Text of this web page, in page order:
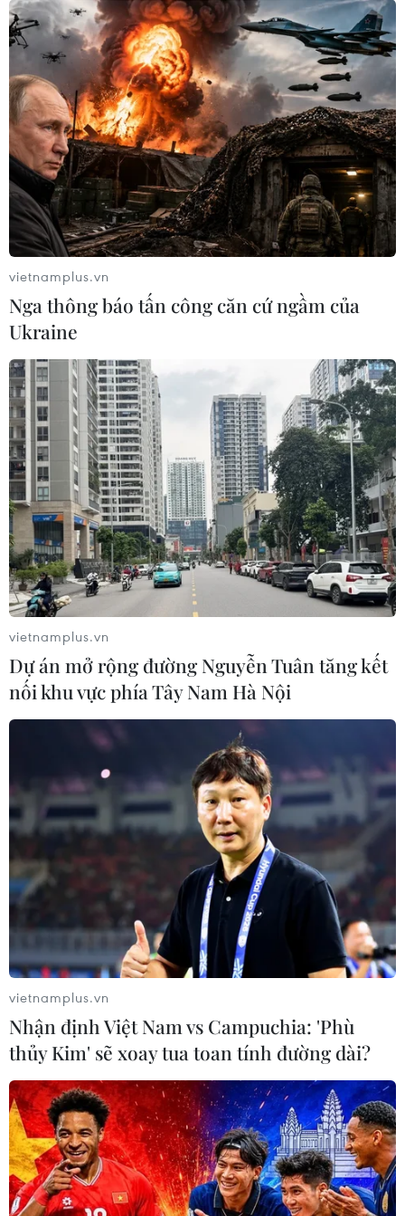
khác, những vẻ đẹp khác của dòng sông, cũng
giúp lý giải được “vẻ đẹp dịu dàng và trí tuệ”
của dòng sông trong thành Huế. Và do đó, nếu
diễn đạt trong câu lệnh là “góc nhìn mới về sông
Hương” có lẽ sẽ chính xác hơn là cách nhìn
mang tính “phát hiện”./.
(Vietnam+)
#Đề thi môn Ngữ văn #Giáo viên
#Nhận định đề
#Sông Hương
#Hoàng Phủ Ngọc Tường
#Trịnh Thu Tuyết
Theo dõi VietnamPlus
TIN LIÊN QUAN
Hơn 99% thí sinh đến làm thủ tục dự thi
THPT Quốc gia chiều 24/6
24/06/2019 14:52
Theo thông tin từ Ban Chỉ đạo thi Trung học phổ thông
vietnamplus.vn
Nga thông báo tấn công căn cứ ngầm của
Ukraine
vietnamplus.vn
Dự án mở rộng đường Nguyễn Tuân tăng kết
nối khu vực phía Tây Nam Hà Nội
vietnamplus.vn
Nhận định Việt Nam vs Campuchia: 'Phù
thủy Kim' sẽ xoay tua toan tính đường dài?